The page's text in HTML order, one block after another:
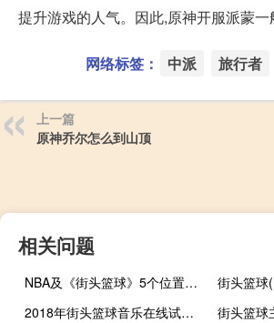
提升游戏的人气。因此,原神开服派蒙一
网络标签： 中派 旅行者
上一篇
原神乔尔怎么到山顶
相关问题
NBA及《街头篮球》5个位置的详细介绍
2018年街头篮球音乐在线试听及下载
街头篮球